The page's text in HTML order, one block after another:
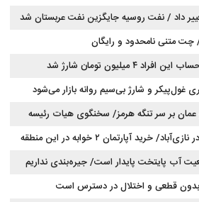
داد / نفت روسیه جایگزین نفت عربستان شد
میلیون تومان شارژ شد
و عمان بر سر تنگه هرمز/ سخنگوی هیات رئیسه
تردد دریایی در تنگه، در آستانه نهایی شدن
لیست قیمت خرید مسکن در نازی‌آباد/ خرید آپارتمان ۲ خوابه در این منطقه
۱۴۰۵
آب پایتخت پایدار است/ جیره‌بندی نداریم
بدون قطعی و اختلال در دسترس است